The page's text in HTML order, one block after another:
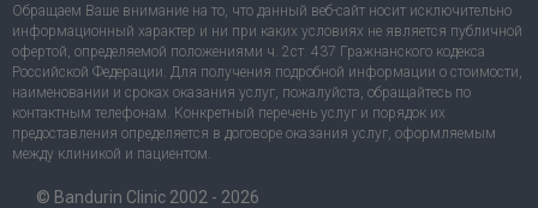
Обращаем Ваше внимание на то, что данный веб-сайт носит исключительно
информационный характер и ни при каких условиях не является публичной
офертой, определяемой положениями ч. 2ст. 437 Гражнанского кодекса
Российской Федерации. Для получения подробной информации о стоимости,
наименовании и сроках оказания услуг, пожалуйста, обращайтесь по
контактным телефонам. Конкретный перечень услуг и порядок их
предоставления определяется в договоре оказания услуг, оформляемым
между клиникой и пациентом.
© Bandurin Clinic 2002 - 2026